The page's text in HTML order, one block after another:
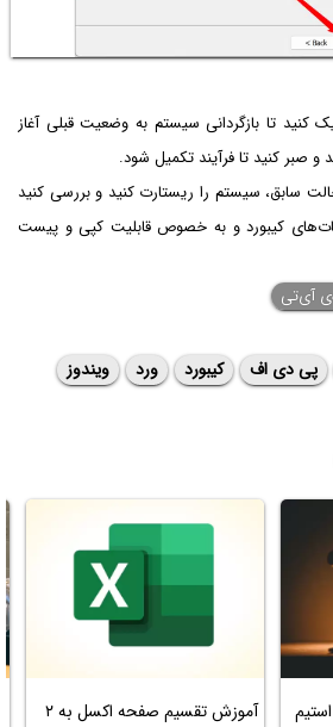
کنید تا بازگردانی سیستم به وضعیت قبلی آغاز
و صبر کنید تا فرآیند تکمیل شود.
سابق، سیستم را ریستارت کنید و بررسی کنید
کیبورد و به خصوص قابلیت کپی و پیست
آی‌تی
پی دی اف کیبورد ورد ویندوز
آموزش تقسیم صفحه اکسل به ۲